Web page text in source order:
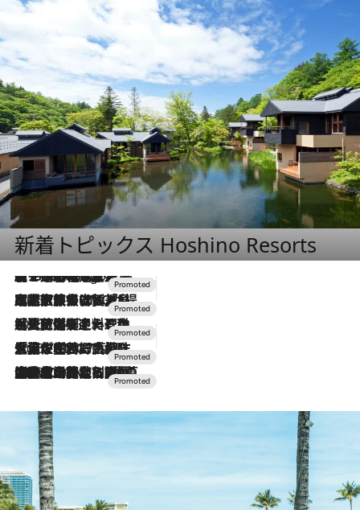
新着トピックス Hoshino Resorts
2 Hours Ago
【トンボの足水浴】ヒノキの香りに包まれて涼感マックス！約13℃の湧水かけ流しを避暑地「星野温泉 トンボの湯」で体験
2026.7.31
【ホテル帰省】という選択肢をOMOが提案。家族とほどよい距離を保つには「昼は実家、夜は気兼ねなくホテルで！」
2026.7.24
【夏限定ディナーコース】旬を迎える稚鮎や花ズッキーニなどをイタリア・トスカーナの郷土料理の手法で満喫！
2026.7.17
「土佐和ハーブかき氷」がOMO7高知に登場！生姜、山椒、大葉など目にも舌にも涼を呼ぶ郷土の味
2026.7.10
NEW OPEN！【界 草津】名湯の地に誕生。趣の異なる2種の温泉と上州ならではの会席・蕎麦割烹など美食を味わう究極の癒やし旅